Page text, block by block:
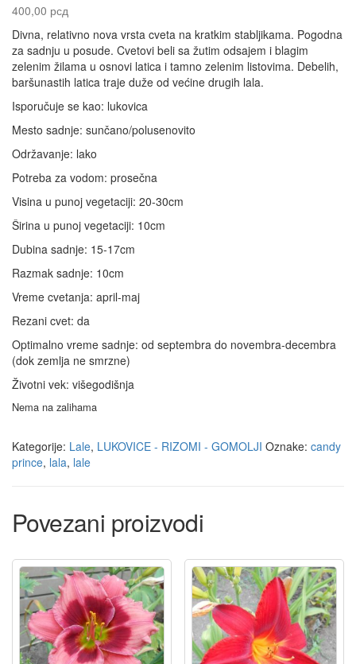
400,00 рсд
Divna, relativno nova vrsta cveta na kratkim stabljikama. Pogodna
za sadnju u posude. Cvetovi beli sa žutim odsajem i blagim
zelenim žilama u osnovi latica i tamno zelenim listovima. Debelih,
baršunastih latica traje duže od većine drugih lala.
Isporučuje se kao: lukovica
Mesto sadnje: sunčano/polusenovito
Održavanje: lako
Potreba za vodom: prosečna
Visina u punoj vegetaciji: 20-30cm
Širina u punoj vegetaciji: 10cm
Dubina sadnje: 15-17cm
Razmak sadnje: 10cm
Vreme cvetanja: april-maj
Rezani cvet: da
Optimalno vreme sadnje: od septembra do novembra-decembra
(dok zemlja ne smrzne)
Životni vek: višegodišnja
Nema na zalihama
Kategorije: Lale, LUKOVICE - RIZOMI - GOMOLJI Oznake: candy
prince, lala, lale
Povezani proizvodi